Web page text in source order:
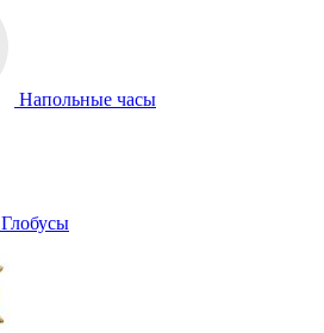
Напольные часы
Глобусы